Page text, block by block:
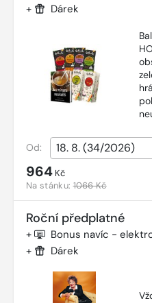
+ Dárek
Od:
964 Kč
Na stánku:1066 Kč
Roční předplatné
+ Bonus navíc -
+ Dárek